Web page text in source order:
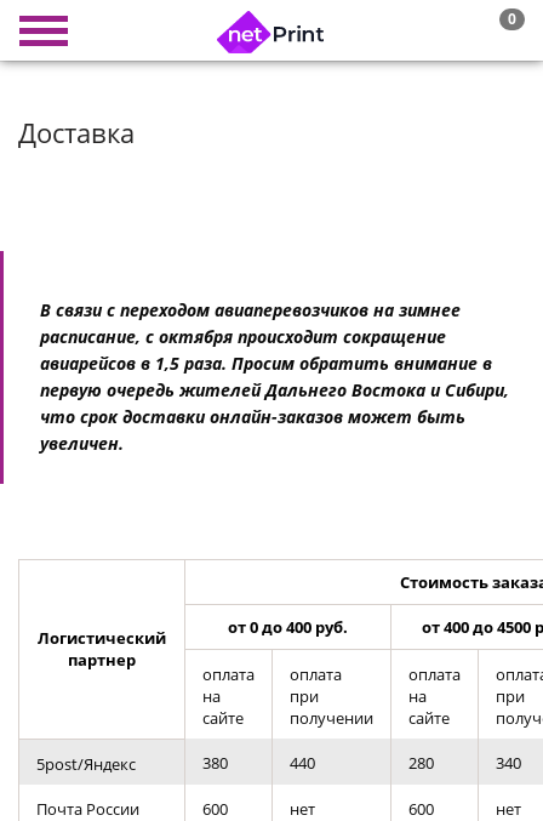
0
Доставка
В связи с переходом авиаперевозчиков на зимнее
расписание, с октября происходит сокращение
авиарейсов в 1,5 раза. Просим обратить внимание в
первую очередь жителей Дальнего Востока и Сибири,
что срок доставки онлайн-заказов может быть
увеличен.
Логистический
партнер
Стоимость
от 0 до 400 руб. от 400 до 4500
оплата
на
сайте
оплата
при
получении
оплата
на
сайте
при
5post/Яндекс 380 440 280 340
Почта России 600 нет 600 нет